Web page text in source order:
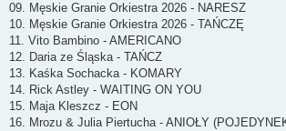
09. Męskie Granie Orkiestra 2026 - NARESZ
10. Męskie Granie Orkiestra 2026 - TAŃCZĘ
11. Vito Bambino - AMERICANO
12. Daria ze Śląska - TAŃCZ
13. Kaśka Sochacka - KOMARY
14. Rick Astley - WAITING ON YOU
15. Maja Kleszcz - EON
16. Mrozu & Julia Piertucha - ANIOŁY